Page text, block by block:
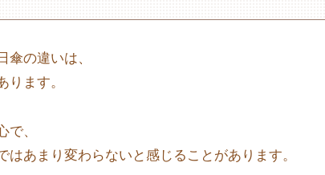
傘の違いは、
ります。
で、
はあまり変わらないと感じることがあります。